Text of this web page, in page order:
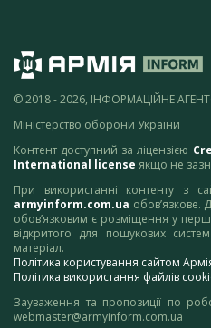
© 2018 - 2026, ІНФОРМАЦІЙНЕ
Міністерство оборони України
Контент доступний за ліцензією
International license якщо не
При використанні контенту з
armyinform.com.ua обов’язкове.
обов’язковим є розміщення у
відкритого для пошукових
матеріал.
Політика користування сайтом
Політика використання файлів
Зауваження та пропозиції по
webmaster@armyinform.com.ua